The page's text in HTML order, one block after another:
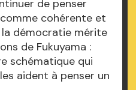
de penser
cohérente et
la démocratie mérite
de Fukuyama :
schématique qui
aident à penser un